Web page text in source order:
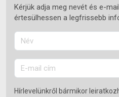
Kérjük adja meg nevét és e-
értesülhessen a legfrissebb
Hírlevelünkről bármikor